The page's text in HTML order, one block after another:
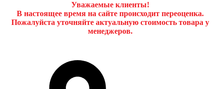
Уважаемые клиенты!
В настоящее время на сайте происходит переоценка.
Пожалуйста уточняйте актуальную стоимость товара у
менеджеров.